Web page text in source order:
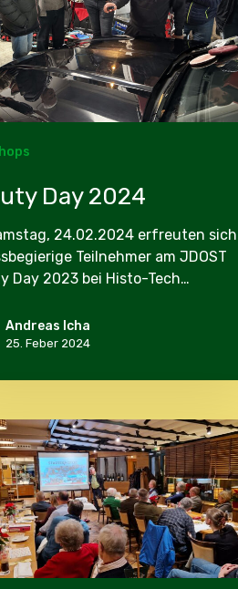
Day 2024
24.02.2024 erfreuten sich
Teilnehmer am JDOST
Day 2023 bei Histo-Tech…
Andreas Icha
25. Feber 2024